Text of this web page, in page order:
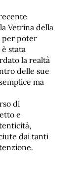
Vetrina della
per poter
stata
la realtà
delle sue
ma
di
e
dai tanti